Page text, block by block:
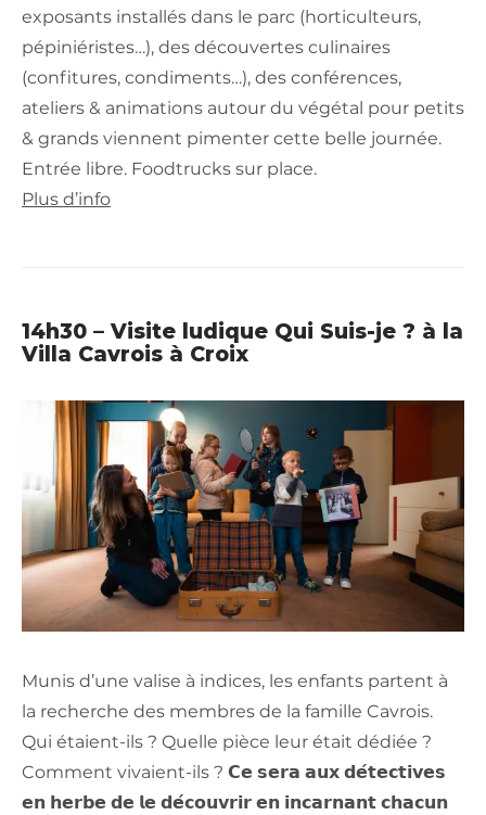
exposants installés dans le parc (horticulteurs,
pépiniéristes…), des découvertes culinaires
(confitures, condiments…), des conférences,
ateliers & animations autour du végétal pour petits
& grands viennent pimenter cette belle journée.
Entrée libre. Foodtrucks sur place.
Plus d’info
14h30 – Visite ludique Qui Suis-je ? à la
Villa Cavrois à Croix
Munis d’une valise à indices, les enfants partent à
la recherche des membres de la famille Cavrois.
Qui étaient-ils ? Quelle pièce leur était dédiée ?
Comment vivaient-ils ? 𝗖𝗲 𝘀𝗲𝗿𝗮 𝗮𝘂𝘅 𝗱𝗲́𝘁𝗲𝗰𝘁𝗶𝘃𝗲𝘀
𝗲𝗻 𝗵𝗲𝗿𝗯𝗲 𝗱𝗲 𝗹𝗲 𝗱𝗲́𝗰𝗼𝘂𝘃𝗿𝗶𝗿 𝗲𝗻 𝗶𝗻𝗰𝗮𝗿𝗻𝗮𝗻𝘁 𝗰𝗵𝗮𝗰𝘂𝗻